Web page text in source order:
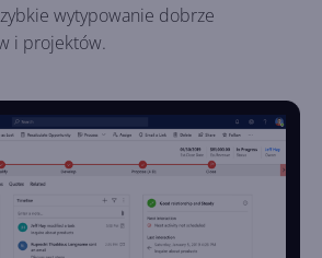
wytypowanie dobrze
i projektów.